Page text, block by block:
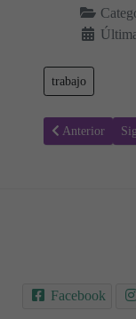
trabajo
Artículo
Anterior
Facebook